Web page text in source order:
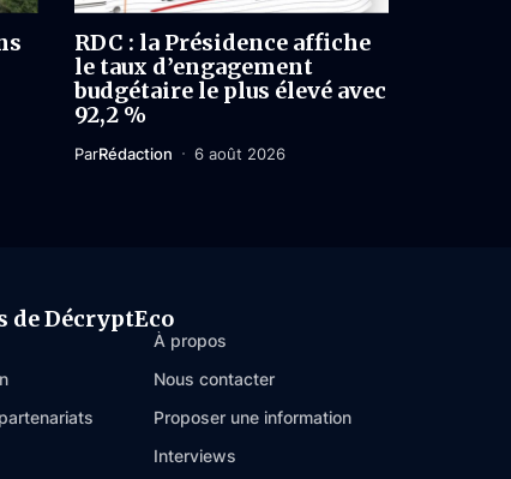
RDC : la Présidence affiche
le taux d’engagement
budgétaire le plus élevé avec
92,2 %
ParRédaction 6 août 2026
de DécryptEco
À propos
Nous contacter
Proposer une information
Interviews